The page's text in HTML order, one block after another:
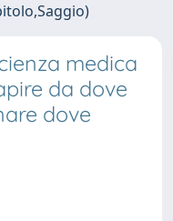
medica
da dove
dove